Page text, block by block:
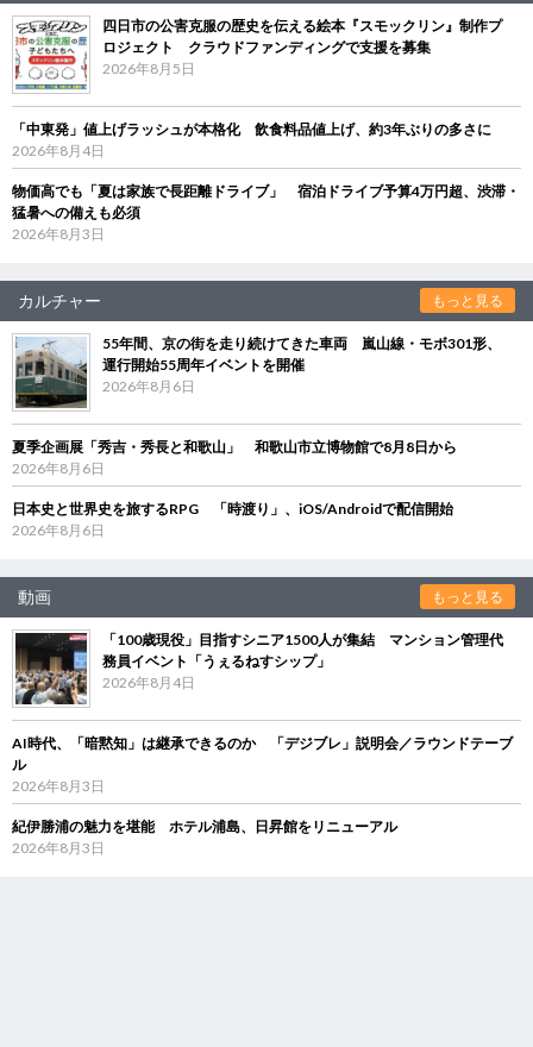
四日市の公害克服の歴史を伝える絵本『スモックリン』制作プ
ロジェクト クラウドファンディングで支援を募集
2026年8月5日
「中東発」値上げラッシュが本格化 飲食料品値上げ、約3年ぶりの多さに
2026年8月4日
物価高でも「夏は家族で長距離ドライブ」 宿泊ドライブ予算4万円超、渋滞・
猛暑への備えも必須
2026年8月3日
カルチャー もっと見る
55年間、京の街を走り続けてきた車両 嵐山線・モボ301形、
運行開始55周年イベントを開催
2026年8月6日
夏季企画展「秀吉・秀長と和歌山」 和歌山市立博物館で8月8日から
2026年8月6日
日本史と世界史を旅するRPG 「時渡り」、iOS/Androidで配信開始
2026年8月6日
動画 もっと見る
「100歳現役」目指すシニア1500人が集結 マンション管理代
務員イベント「うぇるねすシップ」
2026年8月4日
AI時代、「暗黙知」は継承できるのか 「デジブレ」説明会／ラウンドテーブ
ル
2026年8月3日
紀伊勝浦の魅力を堪能 ホテル浦島、日昇館をリニューアル
2026年8月3日